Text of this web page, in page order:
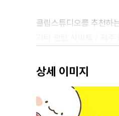
클립스튜디오를 추천하
이모티콘 스타일, 종류
상세 이미지